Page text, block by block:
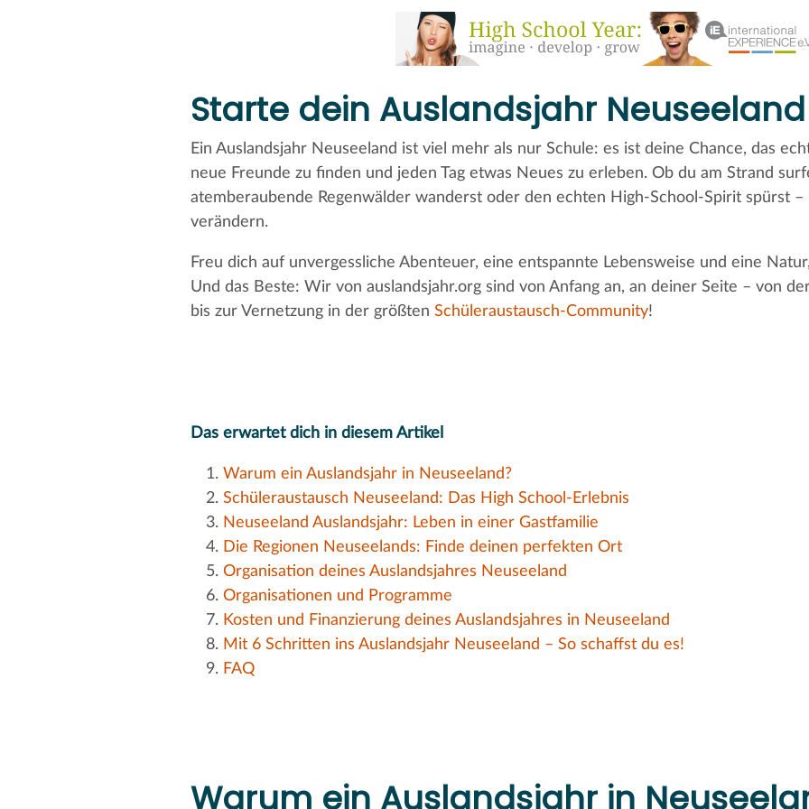
Starte dein Auslandsjahr
Ein Auslandsjahr Neuseeland ist viel mehr als nur Schule: es ist deine Chance, das
neue Freunde zu finden und jeden Tag etwas Neues zu erleben. Ob du am Strand
atemberaubende Regenwälder wanderst oder den echten High-School-Spirit spürst
verändern.
Freu dich auf unvergessliche Abenteuer, eine entspannte Lebensweise und eine
Und das Beste: Wir von auslandsjahr.org sind von Anfang an, an deiner Seite – von
bis zur Vernetzung in der größten Schüleraustausch-Community!
Das erwartet dich in diesem Artikel
Warum ein Auslandsjahr in Neuseeland?
Schüleraustausch Neuseeland: Das High School-Erlebnis
Neuseeland Auslandsjahr: Leben in einer Gastfamilie
Die Regionen Neuseelands: Finde deinen perfekten Ort
Organisation deines Auslandsjahres Neuseeland
Organisationen und Programme
Kosten und Finanzierung deines Auslandsjahres in Neuseeland
Mit 6 Schritten ins Auslandsjahr Neuseeland – So schaffst du es!
FAQ
Warum ein Auslandsjahr in